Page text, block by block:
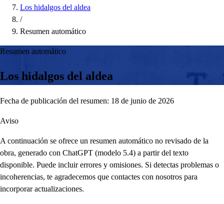
Los hidalgos del aldea
/
Resumen automático
Resumen automático
Los hidalgos del aldea
Fecha de publicación del resumen: 18 de junio de 2026
Aviso
A continuación se ofrece un resumen automático no revisado de la
obra, generado con ChatGPT (modelo 5.4) a partir del texto
disponible. Puede incluir errores y omisiones. Si detectas problemas o
incoherencias, te agradecemos que contactes con nosotros para
incorporar actualizaciones.